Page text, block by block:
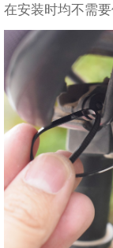
在安装时均不需